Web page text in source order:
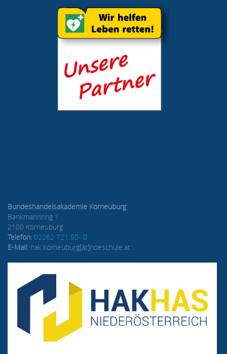
Bundeshandelsakademie Korneuburg
Bankmannring 1
2100 Korneuburg
Telefon: 02262 721 50- 0
E-Mail: hak.korneuburg[at]noeschule.at